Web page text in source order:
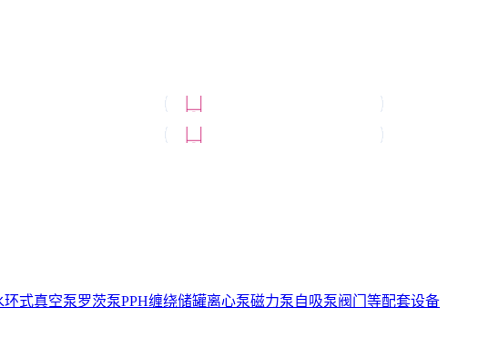
环式真空泵罗茨泵PPH缠绕储罐离心泵磁力泵 自吸泵阀门等配套设备